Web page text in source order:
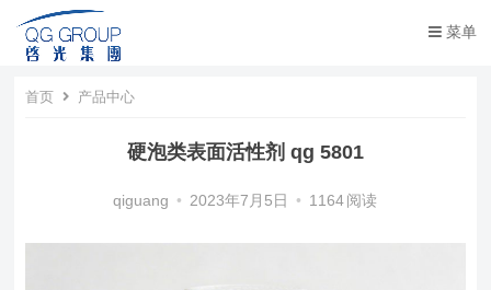
菜单
首页 产品中心
硬泡类表面活性剂 qg 5801
qiguang • 2023年7月5日 • 1164 阅读